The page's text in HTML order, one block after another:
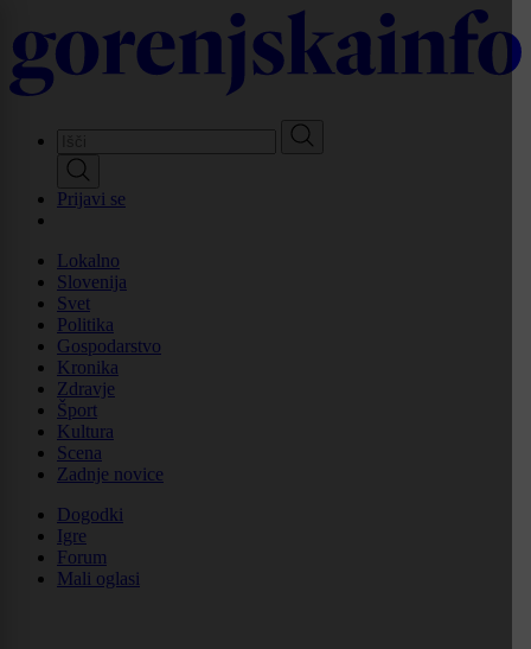
to
main
content
Prijavi se
Lokalno
Slovenija
Svet
Politika
Gospodarstvo
Kronika
Zdravje
Šport
Kultura
Scena
Zadnje novice
Dogodki
Igre
Forum
Mali oglasi